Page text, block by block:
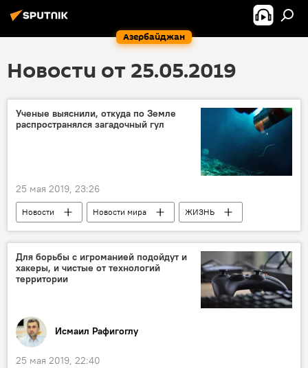
Азербайджан
Новости от 25.05.2019
Ученые выяснили, откуда по Земле
распространялся загадочный гул
25 мая 2019, 23:26
Новости Новости мира
ЖИЗНЬ
Африка
Сейсмические зоны
Вулкан
Для борьбы с игроманией подойдут и
хакеры, и чистые от технологий
территории
Исмаил Рафигоглу
25 мая 2019, 22:40